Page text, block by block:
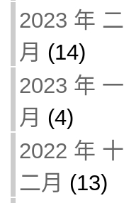
2023 年 二
月 (14)
2023 年 一
月 (4)
2022 年 十
二月 (13)